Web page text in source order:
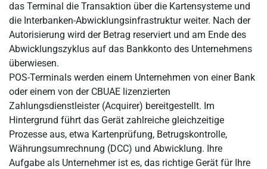
das Terminal die Transaktion über die Kartensysteme und
die Interbanken-Abwicklungsinfrastruktur weiter. Nach der
Autorisierung wird der Betrag reserviert und am Ende des
Abwicklungszyklus auf das Bankkonto des Unternehmens
überwiesen.
POS-Terminals werden einem Unternehmen von einer Bank
oder einem von der CBUAE lizenzierten
Zahlungsdienstleister (Acquirer) bereitgestellt. Im
Hintergrund führt das Gerät zahlreiche gleichzeitige
Prozesse aus, etwa Kartenprüfung, Betrugskontrolle,
Währungsumrechnung (DCC) und Abwicklung. Ihre
Aufgabe als Unternehmer ist es, das richtige Gerät für Ihre